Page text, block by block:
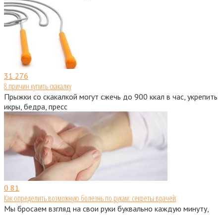
31 276
8 причин купить скакалку
Прыжки со скакалкой могут сжечь до 900 ккал в час, укрепить
икры, бедра, пресс
0 81
Как определить возможную болезнь по рукам: секреты врачей
Мы бросаем взгляд на свои руки буквально каждую минуту,